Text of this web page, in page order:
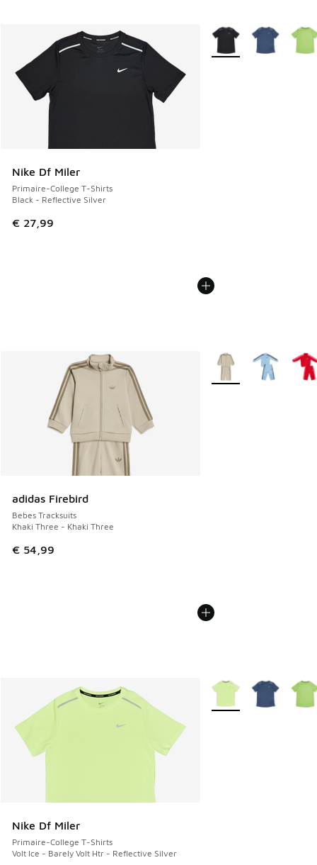
Nike Df Miler
Primaire-College T-Shirts
Black - Reflective Silver
€ 27,99
Plus de couleurs
adidas Firebird
Bebes Tracksuits
Khaki Three - Khaki Three
€ 54,99
Plus de couleurs
Nike Df Miler
Primaire-College T-Shirts
Volt Ice - Barely Volt Htr - Reflective Silver
Plus de couleurs